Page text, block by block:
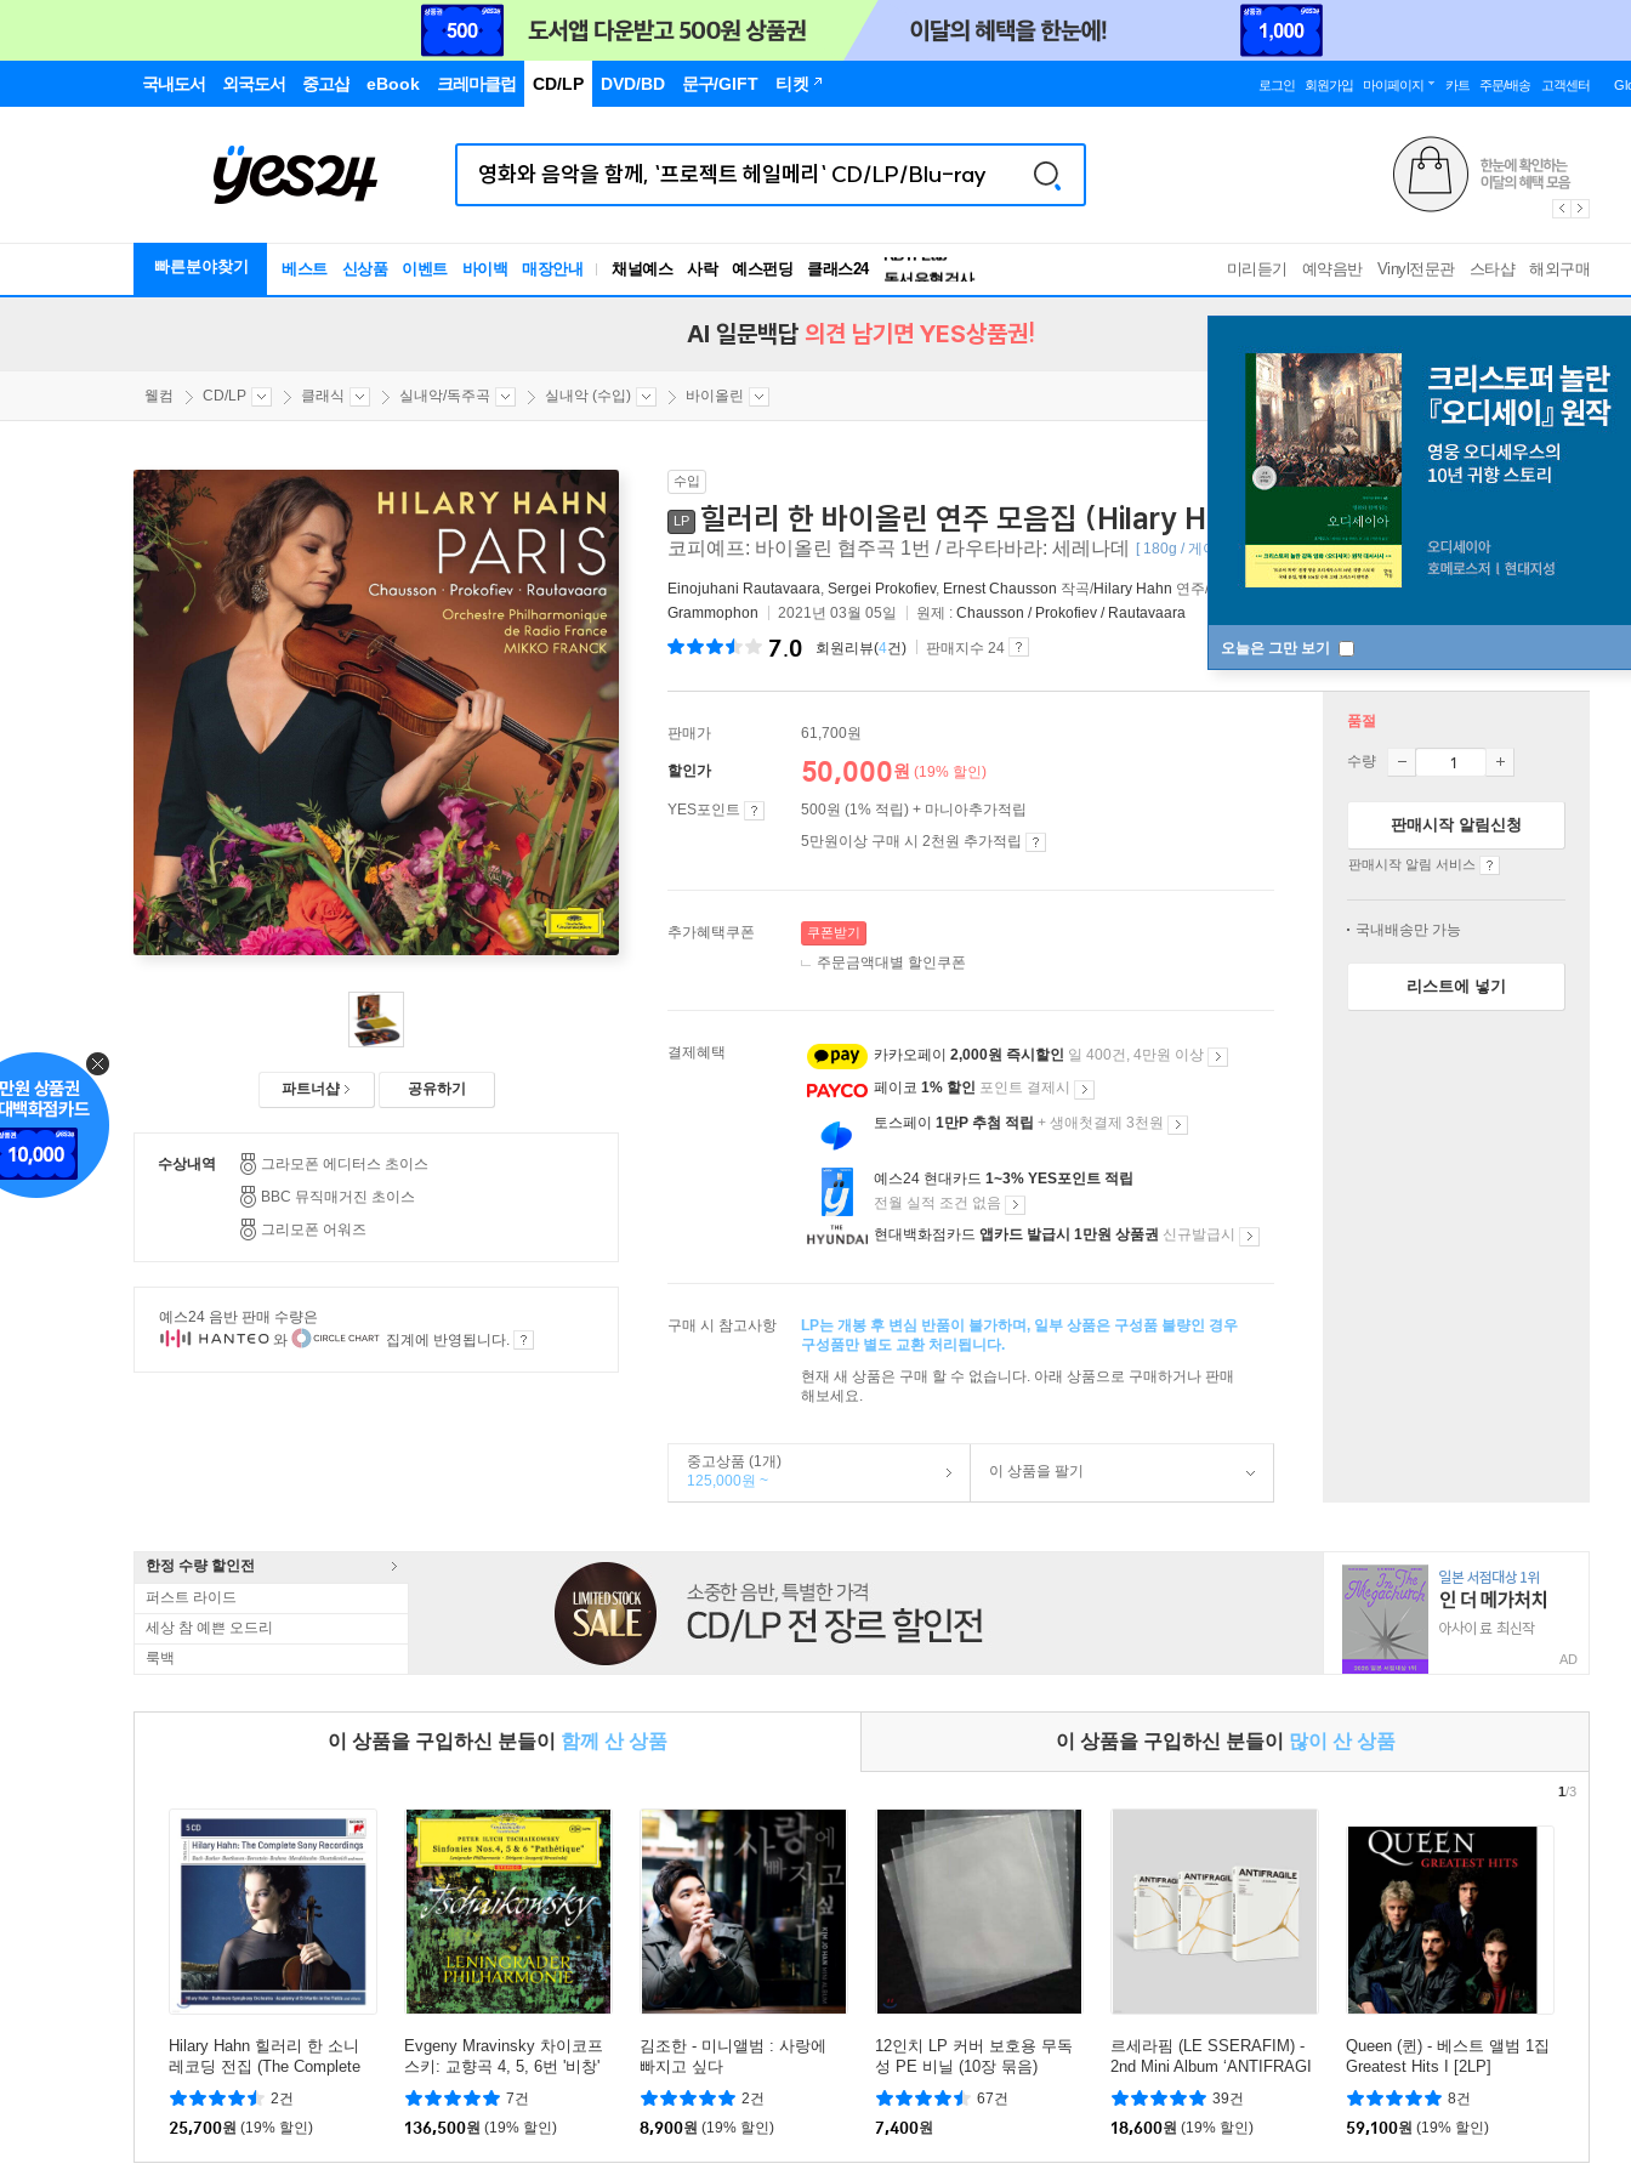
국내도서 외국도서 중고샵 eBook 크레마클럽 CD/LP DVD/BD 문구/GIFT 티켓 로그인 회원가입 마이페이지 카트 주문/배송 고객센터
빠른분야찾기 베스트 신상품 이벤트 바이백 매장안내 채널예스 사락 예스펀딩 클래스24
독서유형검사
RBTI Lab
미리듣기 예약음반 Vinyl전문관 스타샵 해외구매
오늘은 그만 보기
AI 일문백답 의견 남기면 YES상품권!
웰컴 CD/LP 클래식 실내악/독주곡 실내악 (수입) 바이올린
파트너샵 공유하기
수상내역
그라모폰 에디터스 초이스
BBC 뮤직매거진 초이스
그리모폰 어워즈
예스24 음반 판매 수량은
와
집계에 반영됩니다.
수입
LP 힐러리 한 바이올린 연주 모음집 (Hilary Hahn: Paris) [2LP]
코피예프: 바이올린 협주곡 1번 / 라우타바라: 세레나데
[ 180g / 게이트폴드 / 45rpm ]
Einojuhani Rautavaara, Sergei Prokofiev, Ernest Chausson 작곡/Hilary Hahn 연주/ Mikko Franck지휘 외 1명
Grammophon
2021년 03월 05일 원제 : Chausson / Prokofiev / Rautavaara
7.0 회원리뷰(4건) 판매지수 24
판매가 61,700원
할인가 50,000원 (19% 할인)
YES포인트
500원 (1% 적립) + 마니아추가적립
5만원이상 구매 시 2천원 추가적립
추가혜택쿠폰 쿠폰받기
주문금액대별 할인쿠폰
결제혜택 카카오페이 2,000원 즉시할인 일 400건, 4만원 이상
페이코 1% 할인 포인트 결제시
토스페이 1만P 추첨 적립 + 생애첫결제 3천원
예스24 현대카드 1~3% YES포인트 적립
전월 실적 조건 없음
현대백화점카드 앱카드 발급시 1만원 상품권 신규발급시
구매 시 참고사항
LP는 개봉 후 변심 반품이 불가하며, 일부 상품은 구성품 불량인 경우
구성품만 별도 교환 처리됩니다.
현재 새 상품은 구매 할 수 없습니다. 아래 상품으로 구매하거나 판매
해보세요.
중고상품 (1개)
125,000원 ~
이 상품을 팔기
품절
수량
판매시작 알림신청
판매시작 알림 서비스
국내배송만 가능
리스트에 넣기
한정 수량 할인전
퍼스트 라이드
세상 참 예쁜 오드리
룩백
AD
이 상품을 구입하신 분들이 함께 산 상품 이 상품을 구입하신 분들이 많이 산 상품
Hilary Hahn 힐러리 한 소니
레코딩 전집 (The Complete
Sony Recordings - Bach / Ba
rber / Brahms) 2건
25,700원 (19% 할인)
Evgeny Mravinsky 차이코프
스키: 교향곡 4, 5, 6번 '비창'
(Tchaikovsky: Symphonies
Op.36, Op.64 & Op.74 'Pathe
tique') [3 LP]
7건
136,500원 (19% 할인)
김조한 - 미니앨범 : 사랑에
빠지고 싶다
2건
8,900원 (19% 할인)
12인치 LP 커버 보호용 무독
성 PE 비닐 (10장 묶음)
67건
7,400원
르세라핌 (LE SSERAFIM) -
2nd Mini Album ‘ANTIFRAGI
LE’ [버전 3종 중 1종 랜덤 발
송]
39건
18,600원 (19% 할인)
Queen (퀸) - 베스트 앨범 1집
Greatest Hits I [2LP]
8건
59,100원 (19% 할인)
1/3